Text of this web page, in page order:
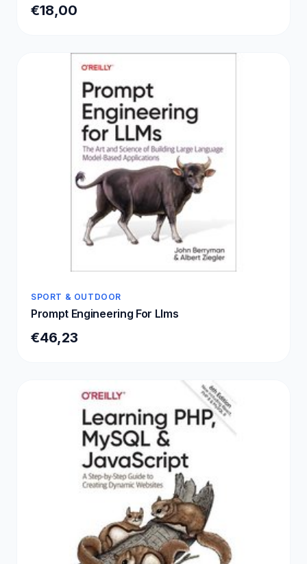
€18,00
SPORT & OUTDOOR
Prompt Engineering For Llms
€46,23